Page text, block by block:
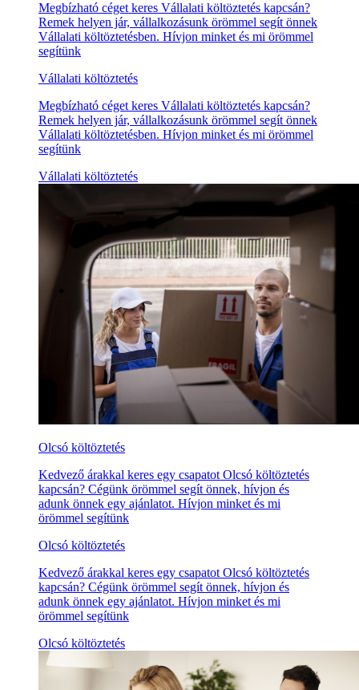
Megbízható céget keres Vállalati költöztetés kapcsán?
Remek helyen jár, vállalkozásunk örömmel segít önnek
Vállalati költöztetésben. Hívjon minket és mi örömmel
segítünk
Vállalati költöztetés
Megbízható céget keres Vállalati költöztetés kapcsán?
Remek helyen jár, vállalkozásunk örömmel segít önnek
Vállalati költöztetésben. Hívjon minket és mi örömmel
segítünk
Vállalati költöztetés
Olcsó költöztetés
Kedvező árakkal keres egy csapatot Olcsó költöztetés
kapcsán? Cégünk örömmel segít önnek, hívjon és
adunk önnek egy ajánlatot. Hívjon minket és mi
örömmel segítünk
Olcsó költöztetés
Kedvező árakkal keres egy csapatot Olcsó költöztetés
kapcsán? Cégünk örömmel segít önnek, hívjon és
adunk önnek egy ajánlatot. Hívjon minket és mi
örömmel segítünk
Olcsó költöztetés